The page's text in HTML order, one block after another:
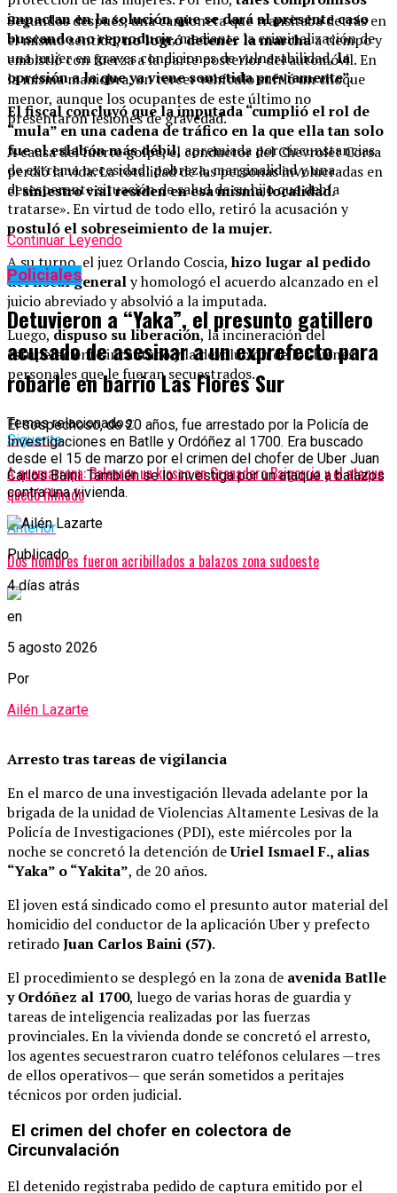
impactan en la solución que se dará al presente caso
buscando no reproducir, mediante la criminalización de
una mujer en graves condiciones de vulnerabilidad,la
opresión a la que ya viene sometida previamente”.
El fiscal concluyó que la imputada “cumplió el rol de
“mula” en una cadena de tráfico en la que ella tan solo
fue el eslabón más débil, apremiada por circunstancias
de extrema necesidad: pobreza, marginalidad y una
desesperante situación de salud de su hijo que debía
tratarse». En virtud de todo ello, retiró la acusación y
postuló el sobreseimiento de la mujer.
A su turno, el juez Orlando Coscia,hizo lugar al pedido
del fiscal generaly homologó el acuerdo alcanzado en el
juicio abreviado y absolvió a la imputada.
Luego,dispuso su liberación, la incineración del
estupefaciente incautado y la devolución de los bienes
personales que le fueran secuestrados.
Temas relacionados:
Siguente
A quemarropa: Balearon un kiosco en Granadero Baigorria y el ataque
quedó filmado
Anterior
Dos hombres fueron acribillados a balazos zona sudoeste
Segundos después, una camioneta que transitaba detrás en
el mismo sentido,no logró detener la marchaa tiempo y
embistió con fuerza a la parte posterior del automóvil. En
la misma maniobra, un tercer vehículo sufrió un choque
menor, aunque los ocupantes de este último no
presentaron lesiones de gravedad.
A causa del fuerte golpe, el conductor del Chevrolet Corsa
perdió la vida. La totalidad de las personas involucradas en
elsiniestro vial residen en esa misma localidad.
Continuar Leyendo
Policiales
Detuvieron a “Yaka”, el presunto gatillero
acusado de asesinar a un exprefecto para
robarle en barrio Las Flores Sur
El sospechoso, de 20 años, fue arrestado por la Policía de
Investigaciones en Batlle y Ordóñez al 1700. Era buscado
desde el 15 de marzo por el crimen del chofer de Uber Juan
Carlos Baini. También se lo investiga por un ataque a balazos
contra una vivienda.
Publicado
4 días atrás
en
5 agosto 2026
Por
Ailén Lazarte
Arresto tras tareas de vigilancia
En el marco de una investigación llevada adelante por la
brigada de la unidad de Violencias Altamente Lesivas de la
Policía de Investigaciones (PDI), este miércoles por la
noche se concretó la detención deUriel Ismael F., alias
“Yaka” o “Yakita”, de 20 años.
El joven está sindicado como el presunto autor material del
homicidio del conductor de la aplicación Uber y prefecto
retiradoJuan Carlos Baini (57).
El procedimiento se desplegó en la zona de avenida Batlle
y Ordóñez al 1700, luego de varias horas de guardia y
tareas de inteligencia realizadas por las fuerzas
provinciales. En la vivienda donde se concretó el arresto,
los agentes secuestraron cuatro teléfonos celulares —tres
de ellos operativos— que serán sometidos a peritajes
técnicos por orden judicial.
El crimen del chofer en colectora de
Circunvalación
El detenido registraba pedido de captura emitido por el